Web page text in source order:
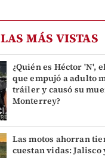
LAS MÁS VISTAS
¿Quién es Héctor 'N',
que empujó a adulto
tráiler y causó su
Monterrey?
Las motos ahorran
cuestan vidas: Jalisco